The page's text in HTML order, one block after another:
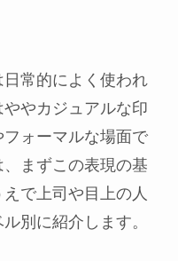
日常的によく使われ
やカジュアルな印
ォーマルな場面で
まずこの表現の基
で上司や目上の人
別に紹介します。